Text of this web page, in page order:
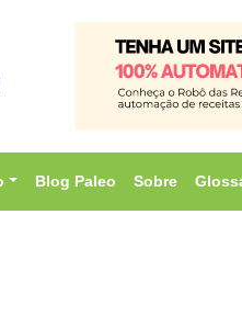
Blog Paleo Sobre